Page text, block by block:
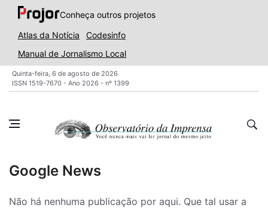
Conheça outros projetos
Atlas da Notícia
Codesinfo
Manual de Jornalismo Local
Quinta-feira, 6 de agosto de 2026
ISSN 1519-7670 - Ano 2026 - nº 1399
Google News
Não há nenhuma publicação por aqui. Que tal usar a